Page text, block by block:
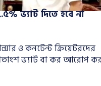
ভ্যাট দিতে হবে না
ও কনটেন্ট ক্রিয়েটরদের
ভ্যাট বা কর আরোপ